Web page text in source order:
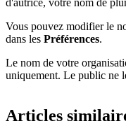
Vous pouvez modifier le
dans les Préférences.
Le nom de votre
uniquement. Le public ne
Articles